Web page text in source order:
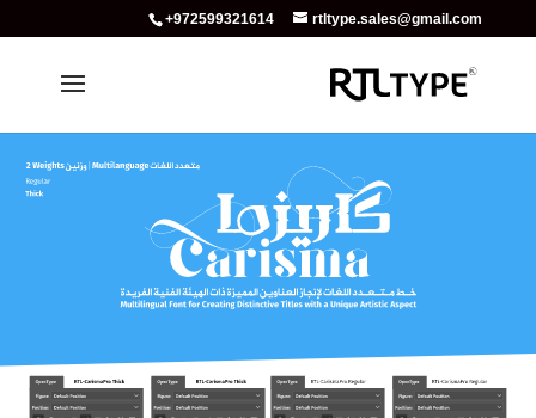
+972599321614 rtltype.sales@gmail.com